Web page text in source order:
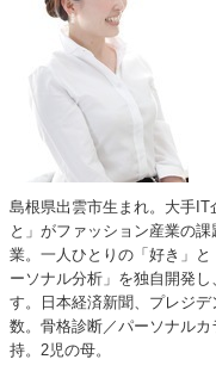
島根県出雲市⽣まれ。大手IT
と」がファッション産業の
業。一人ひとりの「好き」
ーソナル分析」を独自開発
す。日本経済新聞、プレジ
数。⾻格診断／パーソナル
持。2児の⺟。